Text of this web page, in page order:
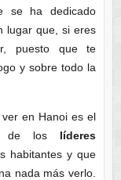
se ha dedicado
lugar que, si eres
puesto que te
y sobre todo la
en Hanoi es el
de los líderes
habitantes y que
nada más verlo.